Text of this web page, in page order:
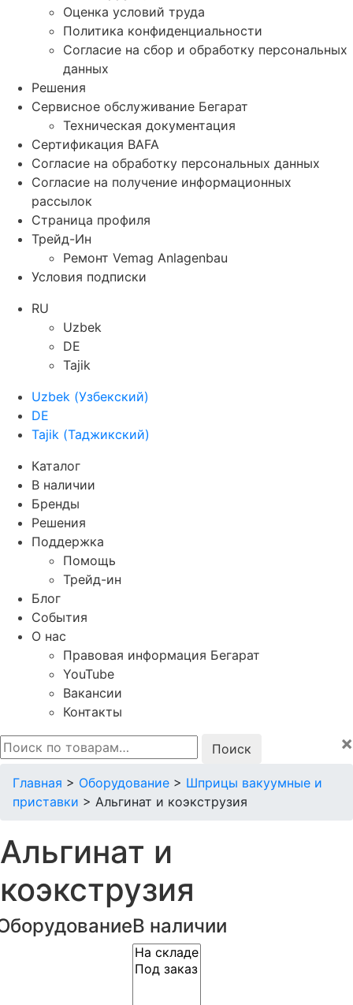
Оценка условий труда
Политика конфиденциальности
Согласие на сбор и обработку персональных
данных
Решения
Сервисное обслуживание Бегарат
Техническая документация
Сертификация BAFA
Согласие на обработку персональных данных
Согласие на получение информационных
рассылок
Страница профиля
Трейд-Ин
Ремонт Vemag Anlagenbau
Условия подписки
RU
Uzbek
DE
Tajik
Uzbek (Узбекский)
DE
Tajik (Таджикский)
Каталог
В наличии
Бренды
Решения
Поддержка
Помощь
Трейд-ин
Блог
События
О нас
Правовая информация Бегарат
YouTube
Вакансии
Контакты
Искать:
×
Главная > Оборудование > Шприцы вакуумные и
приставки > Альгинат и коэкструзия
Альгинат и
коэкструзия
В наличии